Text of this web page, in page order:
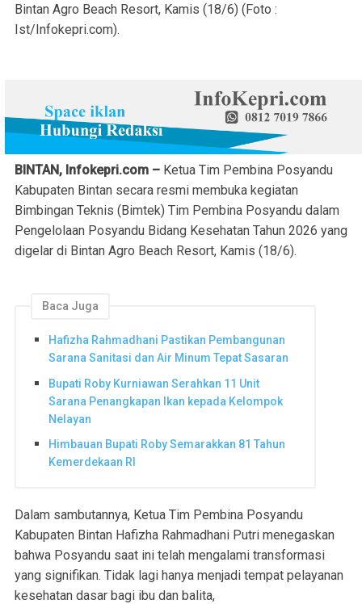
Bintan Agro Beach Resort, Kamis (18/6) (Foto :
Ist/Infokepri.com).
BINTAN, Infokepri.com – Ketua Tim Pembina Posyandu
Kabupaten Bintan secara resmi membuka kegiatan
Bimbingan Teknis (Bimtek) Tim Pembina Posyandu dalam
Pengelolaan Posyandu Bidang Kesehatan Tahun 2026 yang
digelar di Bintan Agro Beach Resort, Kamis (18/6).
Baca Juga
Hafizha Rahmadhani Pastikan Pembangunan
Sarana Sanitasi dan Air Minum Tepat Sasaran
Bupati Roby Kurniawan Serahkan 11 Unit
Sarana Penangkapan Ikan kepada Kelompok
Nelayan
Himbauan Bupati Roby Semarakkan 81 Tahun
Kemerdekaan RI
Dalam sambutannya, Ketua Tim Pembina Posyandu
Kabupaten Bintan Hafizha Rahmadhani Putri menegaskan
bahwa Posyandu saat ini telah mengalami transformasi
yang signifikan. Tidak lagi hanya menjadi tempat pelayanan
kesehatan dasar bagi ibu dan balita,